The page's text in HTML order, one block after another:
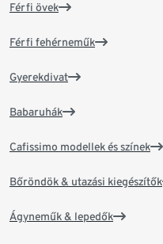
Férfi övek
Férfi fehérneműk
Gyerekdivat
Babaruhák
Cafissimo modellek és színek
Bőröndök & utazási kiegészítők
Ágyneműk & lepedők